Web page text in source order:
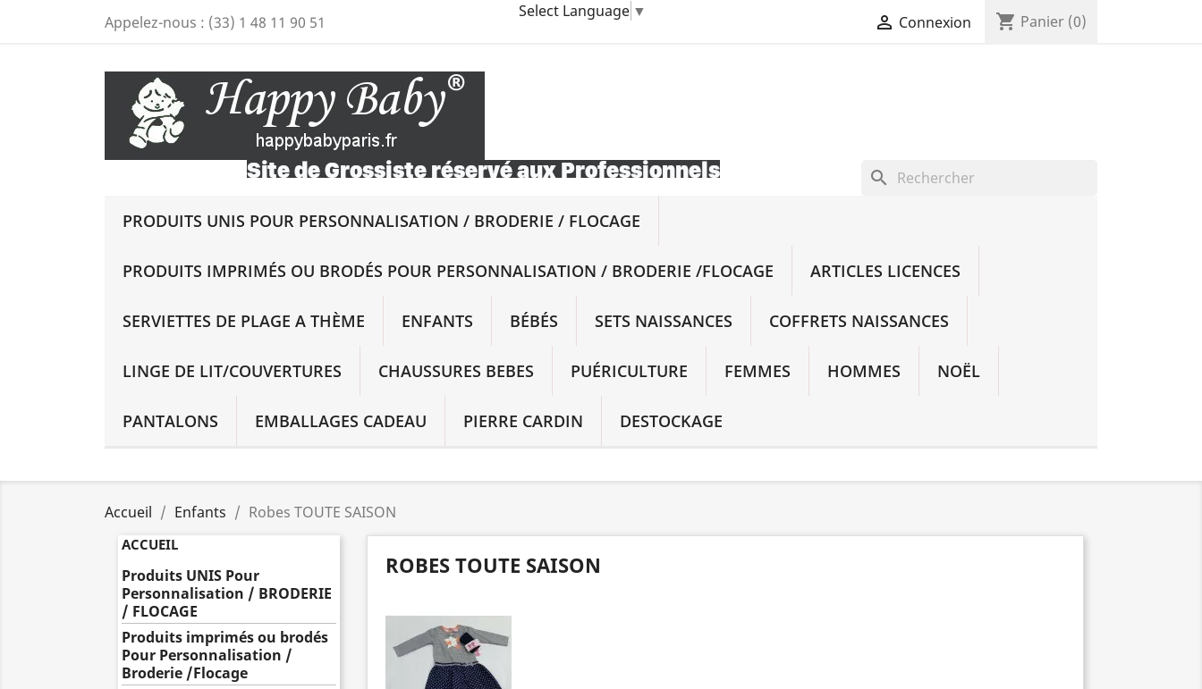
Select Language ▼
Appelez-nous : (33) 1 48 11 90 51  Connexion shopping_cart Panier (0)
search
PRODUITS UNIS POUR PERSONNALISATION / BRODERIE / FLOCAGE
PRODUITS IMPRIMÉS OU BRODÉS POUR PERSONNALISATION / BRODERIE /FLOCAGE ARTICLES LICENCES
SERVIETTES DE PLAGE A THÈME ENFANTS BÉBÉS SETS NAISSANCES COFFRETS NAISSANCES
LINGE DE LIT/COUVERTURES CHAUSSURES BEBES PUÉRICULTURE FEMMES HOMMES NOËL
PANTALONS EMBALLAGES CADEAU PIERRE CARDIN DESTOCKAGE
Accueil Enfants Robes TOUTE SAISON
ACCUEIL
Produits UNIS Pour
Personnalisation / BRODERIE
/ FLOCAGE
Produits imprimés ou brodés
Pour Personnalisation /
Broderie /Flocage
ROBES TOUTE SAISON